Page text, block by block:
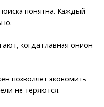
понятна. Каждый
когда главная онион
позволяет экономить
не теряются.